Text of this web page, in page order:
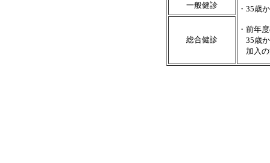
一般健診
・35歳
・前年
35歳か
加入の
総合健診